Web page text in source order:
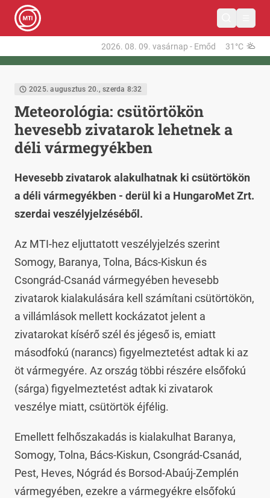
2026. 08. 09. vasárnap - Emőd 31°C
2025. augusztus 20., szerda 8:32
Meteorológia: csütörtökön
hevesebb zivatarok lehetnek a
déli vármegyékben
Hevesebb zivatarok alakulhatnak ki csütörtökön
a déli vármegyékben - derül ki a HungaroMet Zrt.
szerdai veszélyjelzéséből.
Az MTI-hez eljuttatott veszélyjelzés szerint
Somogy, Baranya, Tolna, Bács-Kiskun és
Csongrád-Csanád vármegyében hevesebb
zivatarok kialakulására kell számítani csütörtökön,
a villámlások mellett kockázatot jelent a
zivatarokat kísérő szél és jégeső is, emiatt
másodfokú (narancs) figyelmeztetést adtak ki az
öt vármegyére. Az ország többi részére elsőfokú
(sárga) figyelmeztetést adtak ki zivatarok
veszélye miatt, csütörtök éjfélig.
Emellett felhőszakadás is kialakulhat Baranya,
Somogy, Tolna, Bács-Kiskun, Csongrád-Csanád,
Pest, Heves, Nógrád és Borsod-Abaúj-Zemplén
vármegyében, ezekre a vármegyékre elsőfokú